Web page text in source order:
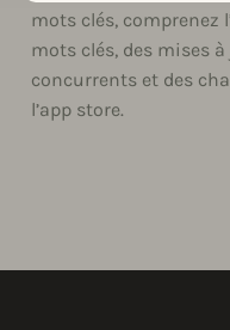
mots clés, comprenez
mots clés, des mises
concurrents et des
l’app store.